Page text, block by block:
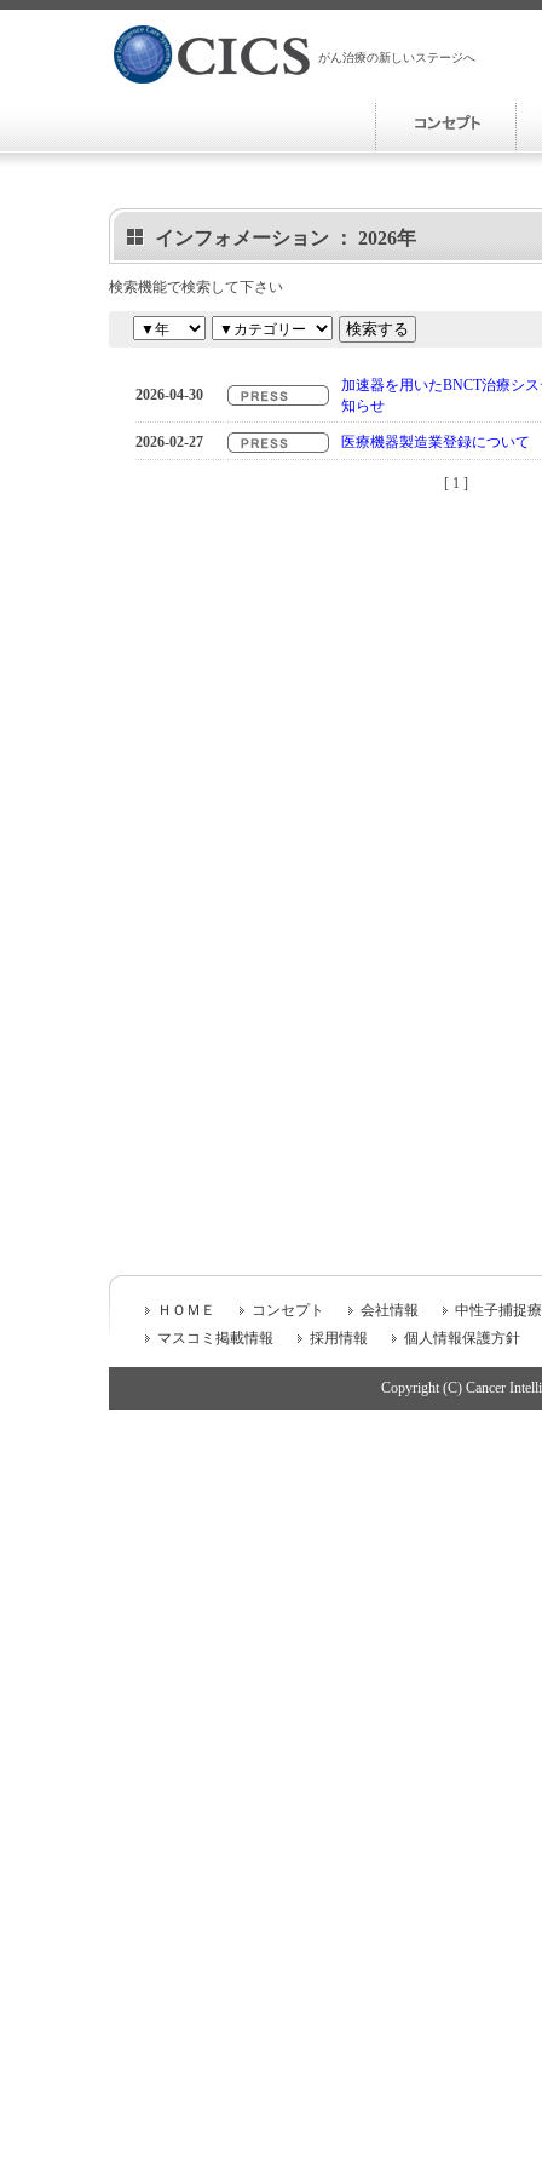
がん治療の新しいステージへ
インフォメーション ： 2026年
検索機能で検索して下さい
2026-04-30
加速器を用いたBNCT治療シ
知らせ
2026-02-27 医療機器製造業登録について
[ 1 ]
ＨＯＭＥ コンセプト 会社情報
中性子捕捉
マスコミ掲載情報
採用情報 個人情報保護方針
Copyright (C) Cancer